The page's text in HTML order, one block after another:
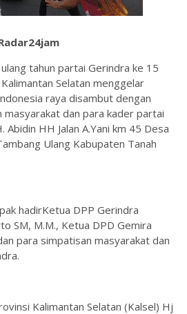
tahun partai Gerindra ke 15
Selatan menggelar
raya disambut dengan
dan para kader partai
Abidin HH Jalan A.Yani km 45 Desa
Ulang Kabupaten Tanah
hadirKetua DPP Gerindra
SM, M.M., Ketua DPD Gemira
para simpatisan masyarakat dan
Kalimantan Selatan (Kalsel) Hj